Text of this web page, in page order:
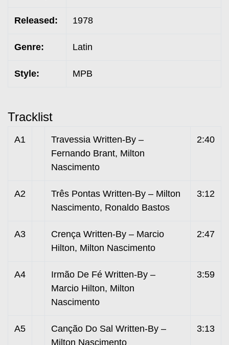
Released: 1978
Genre: Latin
Style: MPB
Tracklist
A1
Travessia Written-By –
Fernando Brant, Milton
Nascimento
2:40
A2
Três Pontas Written-By – Milton
Nascimento, Ronaldo Bastos
3:12
A3
Crença Written-By – Marcio
Hilton, Milton Nascimento
2:47
A4
Irmão De Fé Written-By –
Marcio Hilton, Milton
Nascimento
3:59
A5
Canção Do Sal Written-By –
Milton Nascimento
3:13